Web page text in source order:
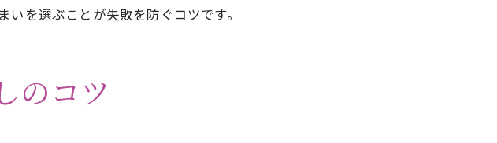
を選ぶことが失敗を防ぐコツです。
のコツ